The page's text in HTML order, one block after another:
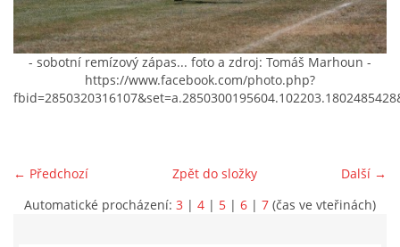
VIDEA Z DRONU
STREET ART
ČASOSBĚRY - CHRÁŠŤANY
- sobotní remízový zápas... foto a zdroj: Tomáš Marhoun -
https://www.facebook.com/photo.php?
← Předchozí Další →
Zpět do složky
Automatické procházení: 3 | 4 | 5 | 6 | 7 (čas ve vteřinách)